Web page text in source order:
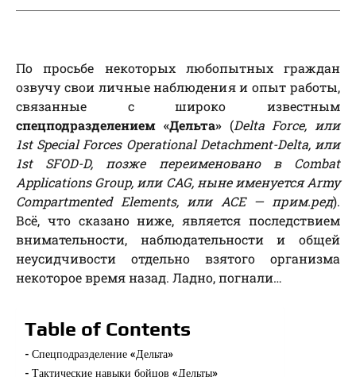
По просьбе некоторых любопытных граждан
озвучу свои личные наблюдения и опыт работы,
связанные с широко известным
спецподразделением «Дельта»(Delta Force, или
1st Special Forces Operational Detachment-Delta, или
1st SFOD-D, позже переименовано в Combat
Applications Group, или CAG, ныне именуется Army
Compartmented Elements, или ACE — прим.ред).
Всё, что сказано ниже, является последствием
внимательности, наблюдательности и общей
неусидчивости отдельно взятого организма
некоторое время назад. Ладно, погнали…
Table of Contents
Спецподразделение «Дельта»
Тактические навыки бойцов «Дельты»